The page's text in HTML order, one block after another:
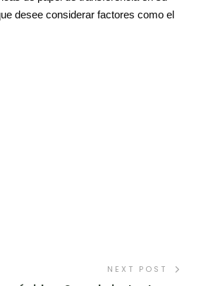
desee considerar factores como el
NEXT POST